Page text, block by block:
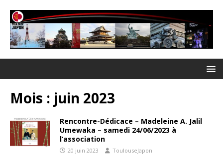
Mois : juin 2023
Rencontre-Dédicace – Madeleine A. Jalil
Umewaka – samedi 24/06/2023 à
l’association
20 juin 2023 ToulouseJapon